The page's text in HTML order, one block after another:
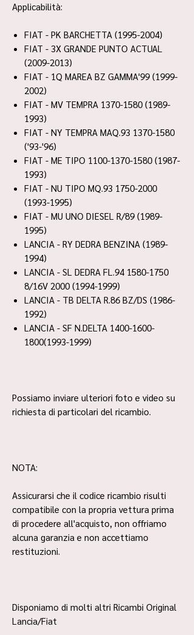
Applicabilità:
FIAT - PK BARCHETTA (1995-2004)
FIAT - 3X GRANDE PUNTO ACTUAL
(2009-2013)
FIAT - 1Q MAREA BZ GAMMA'99 (1999-
2002)
FIAT - MV TEMPRA 1370-1580 (1989-
1993)
FIAT - NY TEMPRA MAQ.93 1370-1580
('93-'96)
FIAT - ME TIPO 1100-1370-1580 (1987-
1993)
FIAT - NU TIPO MQ.93 1750-2000
(1993-1995)
FIAT - MU UNO DIESEL R/89 (1989-
1995)
LANCIA - RY DEDRA BENZINA (1989-
1994)
LANCIA - SL DEDRA FL.94 1580-1750
8/16V 2000 (1994-1999)
LANCIA - TB DELTA R.86 BZ/DS (1986-
1992)
LANCIA - SF N.DELTA 1400-1600-
1800(1993-1999)
Possiamo inviare ulteriori foto e video su
richiesta di particolari del ricambio.
NOTA:
Assicurarsi che il codice ricambio risulti
compatibile con la propria vettura prima
di procedere all'acquisto, non offriamo
alcuna garanzia e non accettiamo
restituzioni.
Disponiamo di molti altri Ricambi Original
Lancia/Fiat